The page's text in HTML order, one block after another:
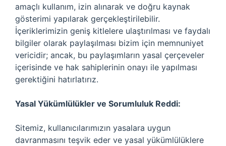
amaçlı kullanım, izin alınarak ve doğru kaynak
gösterimi yapılarak gerçekleştirilebilir.
İçeriklerimizin geniş kitlelere ulaştırılması ve faydalı
bilgiler olarak paylaşılması bizim için memnuniyet
vericidir; ancak, bu paylaşımların yasal çerçeveler
içerisinde ve hak sahiplerinin onayı ile yapılması
gerektiğini hatırlatırız.
Yasal Yükümlülükler ve Sorumluluk Reddi:
Sitemiz, kullanıcılarımızın yasalara uygun
davranmasını teşvik eder ve yasal yükümlülüklere